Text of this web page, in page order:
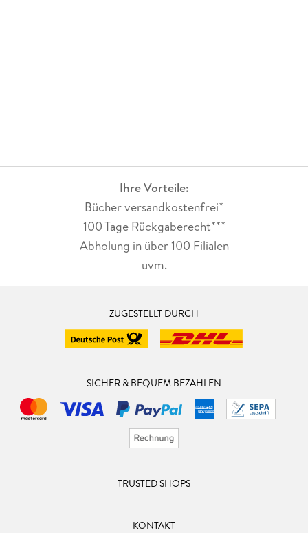
Ihre Vorteile:
Bücher versandkostenfrei*
100 Tage Rückgaberecht***
Abholung in über 100 Filialen
uvm.
ZUGESTELLT DURCH
SICHER & BEQUEM BEZAHLEN
TRUSTED SHOPS
KONTAKT